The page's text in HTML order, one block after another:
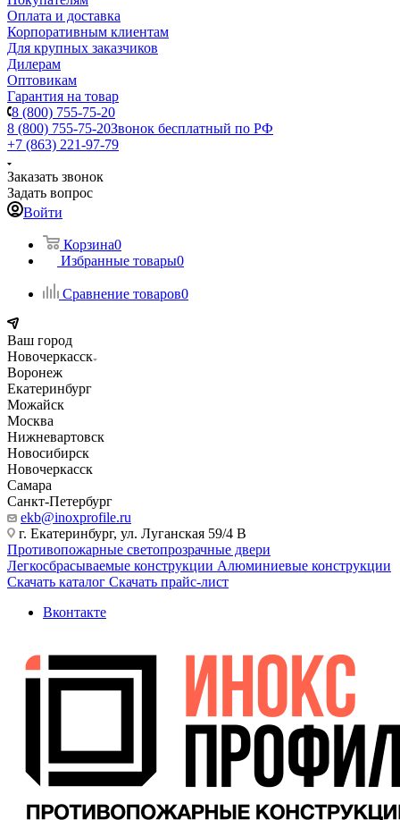
Оплата и доставка
Корпоративным клиентам
Для крупных заказчиков
Дилерам
Оптовикам
Гарантия на товар
8 (800) 755-75-20
8 (800) 755-75-20Звонок бесплатный по РФ
+7 (863) 221-97-79
Заказать звонок
Задать вопрос
Войти
Корзина0
Избранные товары0
Сравнение товаров0
Ваш город
Новочеркасск
Воронеж
Екатеринбург
Можайск
Москва
Нижневартовск
Новосибирск
Новочеркасск
Самара
Санкт-Петербург
ekb@inoxprofile.ru
г. Екатеринбург, ул. Луганская 59/4 В
Противопожарные светопрозрачные двери
Легкосбрасываемые конструкции Алюминиевые конструкции
Скачать каталог Скачать прайс-лист
Вконтакте